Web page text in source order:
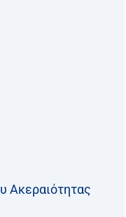
Ακεραιότητας